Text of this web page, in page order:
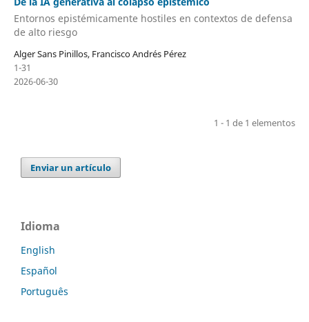
Entornos epistémicamente hostiles en contextos de defensa
de alto riesgo
Alger Sans Pinillos, Francisco Andrés Pérez
1-31
2026-06-30
1 - 1 de 1 elementos
Enviar un artículo
Idioma
English
Español
Português